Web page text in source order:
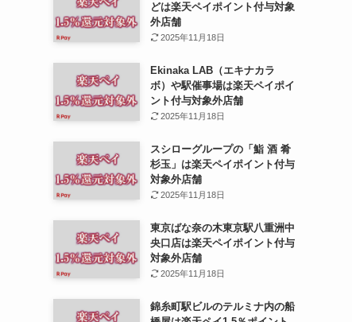
どは楽天ペイポイント付与対象
外店舗
2025年11月18日
Ekinaka LAB（エキナカラ
ボ）や駅催事場は楽天ペイポイ
ント付与対象外店舗
2025年11月18日
スシローグループの「鮨 酒 肴
杉玉」は楽天ペイポイント付与
対象外店舗
2025年11月18日
東京ばな奈の木東京駅八重洲中
央口店は楽天ペイポイント付与
対象外店舗
2025年11月18日
錦糸町駅ビルのテルミナ内の船